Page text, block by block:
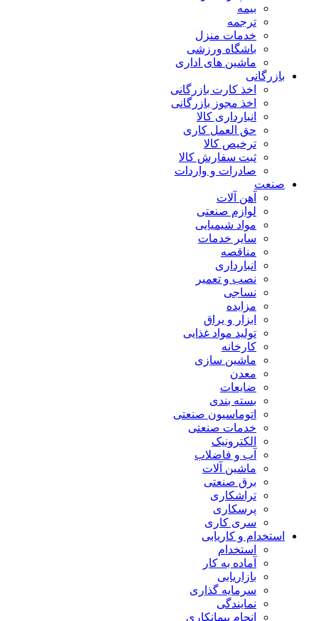
بیمه
ترجمه
خدمات منزل
باشگاه ورزشی
ماشین های اداری
بازرگانی
اخذ کارت بازرگانی
اخذ مجوز بازرگانی
انبارداری کالا
حق العمل کاری
ترخیص کالا
ثبت سفارش کالا
صادرات و واردات
صنعت
آهن آلات
لوازم صنعتی
مواد شیمیایی
سایر خدمات
مناقصه
انبارداری
نصب و تعمیر
نساجی
مزایده
ابزار و یراق
تولید مواد غذایی
کارخانه
ماشین سازی
معدن
ضایعات
بسته بندی
اتوماسیون صنعتی
خدمات صنعتی
الکترونیک
آب و فاضلاب
ماشین آلات
برق صنعتی
تراشکاری
پرسکاری
سری کاری
استخدام و کاریابی
استخدام
آماده به کار
بازاریابی
سرمایه گذاری
نمایندگی
انجام پیمانکاری